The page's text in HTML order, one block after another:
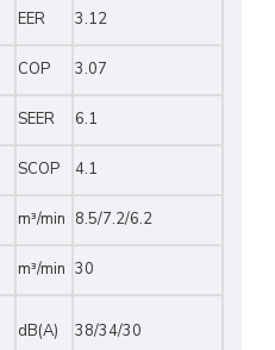
EER
3.12
COP
3.07
SEER
6.1
SCOP
4.1
m³/min 8.5/7.2/6.2
m³/min 30
dB(A) 38/34/30